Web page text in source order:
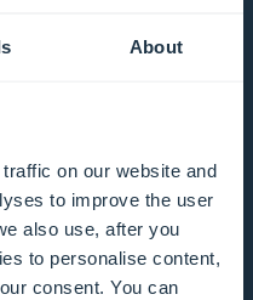
About
on our website and
to improve the user
also use, after you
to personalise content,
consent. You can